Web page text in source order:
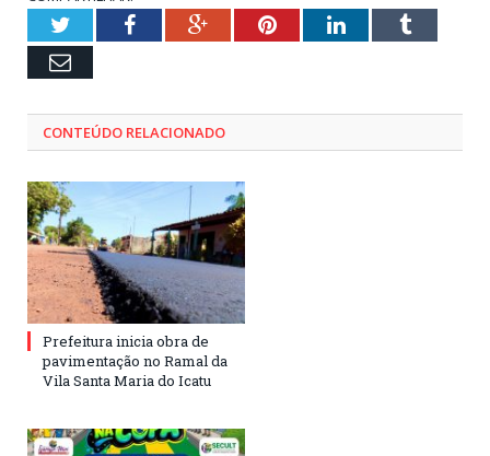
TwitterFacebookGoogle+PinterestLinkedInTumblr
Email
CONTEÚDO RELACIONADO
Prefeitura inicia obra de
pavimentação no Ramal da
Vila Santa Maria do Icatu